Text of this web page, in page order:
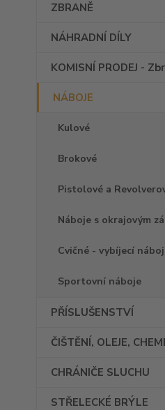
ZBRANĚ
NÁHRADNÍ DÍLY
KOMISNÍ PRODEJ -
NÁBOJE
Kulové
Brokové
Pistolové a
Náboje s okrajovým
Cvičné - vybíjecí
Sportovní náboje
PŘÍSLUŠENSTVÍ
ČIŠTĚNÍ, OLEJE,
CHRÁNIČE SLUCHU
STŘELECKÉ BRÝLE